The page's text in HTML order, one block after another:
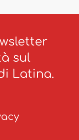
sul
Latina.